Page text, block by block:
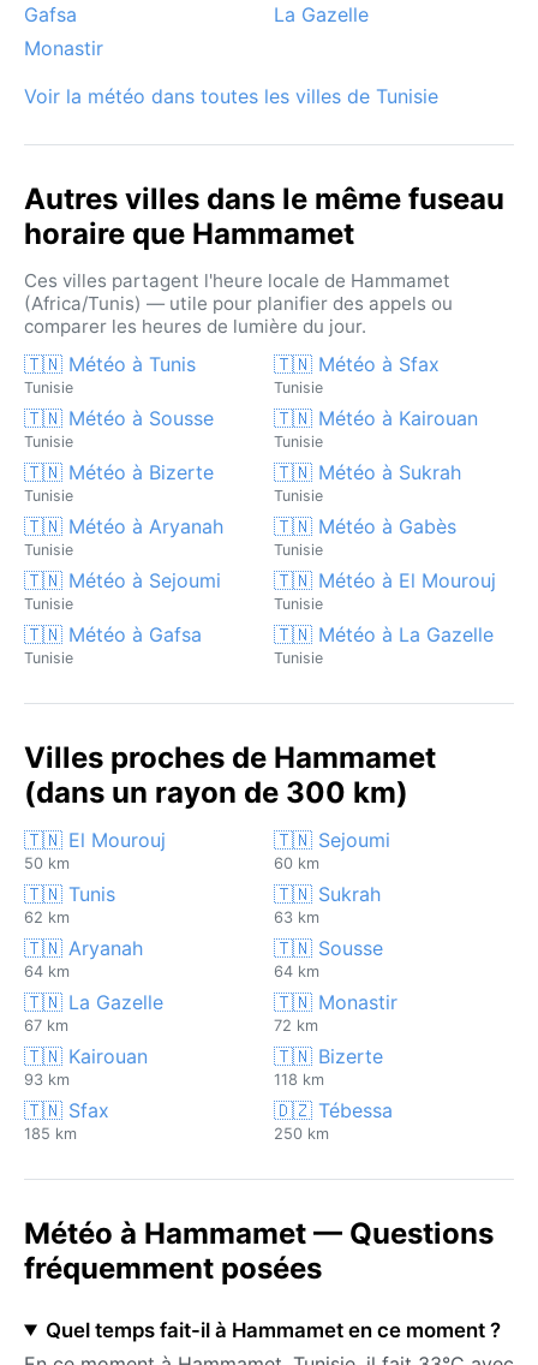
Gafsa
La Gazelle
Monastir
Voir la météo dans toutes les villes de Tunisie
Autres villes dans le même fuseau
horaire que Hammamet
Ces villes partagent l'heure locale de Hammamet
(Africa/Tunis) — utile pour planifier des appels ou
comparer les heures de lumière du jour.
🇹🇳 Météo à Tunis
Tunisie
🇹🇳 Météo à Sfax
Tunisie
🇹🇳 Météo à Sousse
Tunisie
🇹🇳 Météo à Kairouan
Tunisie
🇹🇳 Météo à Bizerte
Tunisie
🇹🇳 Météo à Sukrah
Tunisie
🇹🇳 Météo à Aryanah
Tunisie
🇹🇳 Météo à Gabès
Tunisie
🇹🇳 Météo à Sejoumi
Tunisie
🇹🇳 Météo à El Mourouj
Tunisie
🇹🇳 Météo à Gafsa
Tunisie
🇹🇳 Météo à La Gazelle
Tunisie
Villes proches de Hammamet
(dans un rayon de 300 km)
🇹🇳 El Mourouj
50 km
🇹🇳 Sejoumi
60 km
🇹🇳 Tunis
62 km
🇹🇳 Sukrah
63 km
🇹🇳 Aryanah
64 km
🇹🇳 Sousse
64 km
🇹🇳 La Gazelle
67 km
🇹🇳 Monastir
72 km
🇹🇳 Kairouan
93 km
🇹🇳 Bizerte
118 km
🇹🇳 Sfax
185 km
🇩🇿 Tébessa
250 km
Météo à Hammamet — Questions
fréquemment posées
Quel temps fait-il à Hammamet en ce moment ?